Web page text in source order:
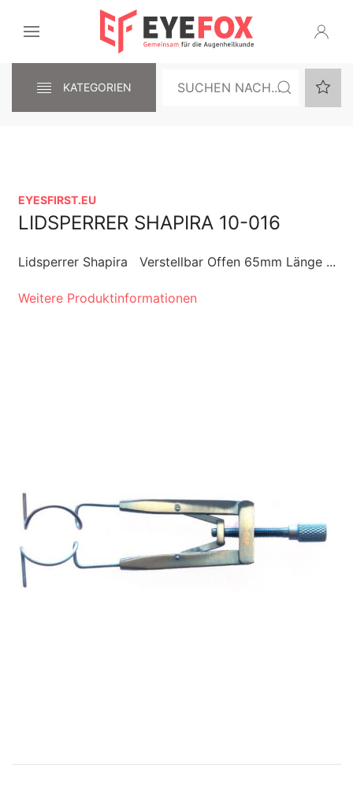
KATEGORIEN
EYESFIRST.EU
LIDSPERRER SHAPIRA 10-016
Lidsperrer Shapira Verstellbar Offen 65mm Länge ...
Weitere Produktinformationen